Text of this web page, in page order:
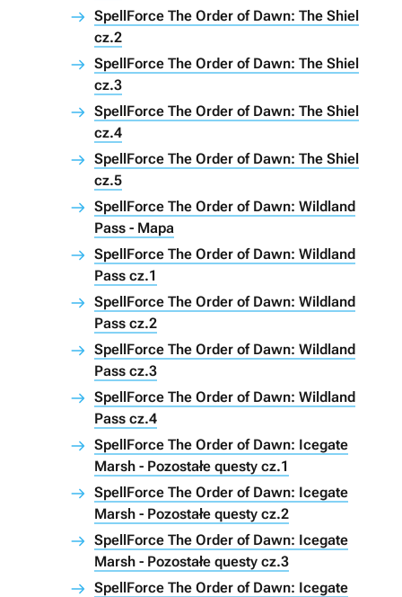
SpellForce The Order of Dawn: The Shiel
cz.2
SpellForce The Order of Dawn: The Shiel
cz.3
SpellForce The Order of Dawn: The Shiel
cz.4
SpellForce The Order of Dawn: The Shiel
cz.5
SpellForce The Order of Dawn: Wildland
Pass - Mapa
SpellForce The Order of Dawn: Wildland
Pass cz.1
SpellForce The Order of Dawn: Wildland
Pass cz.2
SpellForce The Order of Dawn: Wildland
Pass cz.3
SpellForce The Order of Dawn: Wildland
Pass cz.4
SpellForce The Order of Dawn: Icegate
Marsh - Pozostałe questy cz.1
SpellForce The Order of Dawn: Icegate
Marsh - Pozostałe questy cz.2
SpellForce The Order of Dawn: Icegate
Marsh - Pozostałe questy cz.3
SpellForce The Order of Dawn: Icegate